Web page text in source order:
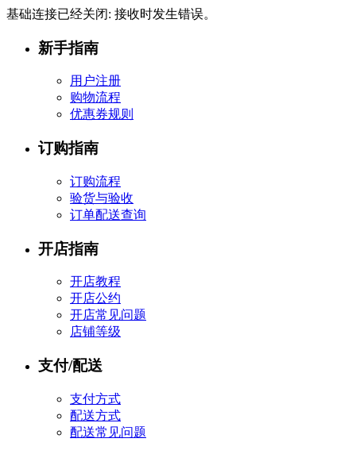
基础连接已经关闭: 接收时发生错误。
新手指南
用户注册
购物流程
优惠券规则
订购指南
订购流程
验货与验收
订单配送查询
开店指南
开店教程
开店公约
开店常见问题
店铺等级
支付/配送
支付方式
配送方式
配送常见问题